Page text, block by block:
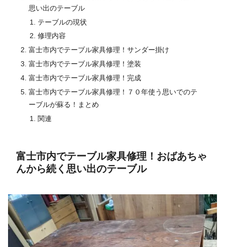
思い出のテーブル
テーブルの現状
修理内容
富士市内でテーブル家具修理！サンダー掛け
富士市内でテーブル家具修理！塗装
富士市内でテーブル家具修理！完成
富士市内でテーブル家具修理！７０年使う思いでのテ
ーブルが蘇る！まとめ
関連
富士市内でテーブル家具修理！おばあちゃ
んから続く思い出のテーブル